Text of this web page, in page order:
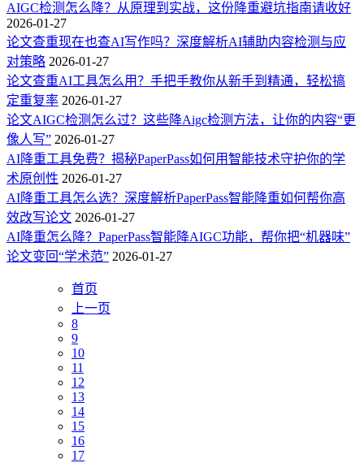
AIGC检测怎么降？从原理到实战，这份降重避坑指南请收好
2026-01-27
论文查重现在也查AI写作吗？深度解析AI辅助内容检测与应
对策略 2026-01-27
论文查重AI工具怎么用？手把手教你从新手到精通，轻松搞
定重复率 2026-01-27
论文AIGC检测怎么过？这些降Aigc检测方法，让你的内容“更
像人写” 2026-01-27
AI降重工具免费？揭秘PaperPass如何用智能技术守护你的学
术原创性 2026-01-27
AI降重工具怎么选？深度解析PaperPass智能降重如何帮你高
效改写论文 2026-01-27
AI降重怎么降？PaperPass智能降AIGC功能，帮你把“机器味”
论文变回“学术范” 2026-01-27
首页
上一页
8
9
10
11
12
13
14
15
16
17